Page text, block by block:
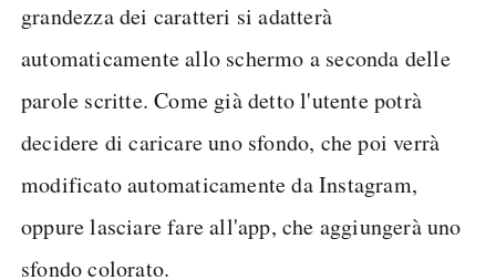
grandezza dei caratteri si adatterà
automaticamente allo schermo a seconda delle
parole scritte. Come già detto l'utente potrà
decidere di caricare uno sfondo, che poi verrà
modificato automaticamente da Instagram,
oppure lasciare fare all'app, che aggiungerà uno
sfondo colorato.